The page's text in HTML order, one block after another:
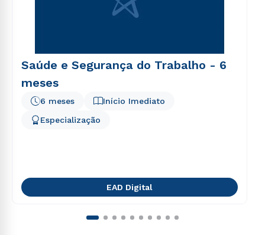
Saúde e Segurança do Trabalho - 6
meses
Início Imediato
6 meses
Especialização
EAD Digital